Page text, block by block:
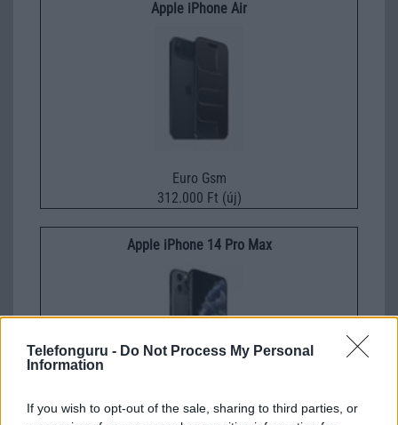
Telefonguru - Do Not Process My Personal
Information
If you wish to opt-out of the sale, sharing to third parties, or
Apple iPhone Air
Euro Gsm
312.000 Ft (új)
Apple iPhone 14 Pro Max
Nyugati GSM